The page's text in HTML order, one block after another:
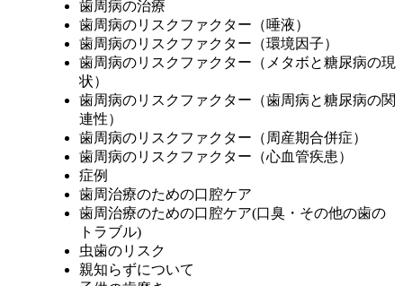
歯周病の治療
歯周病のリスクファクター（唾液）
歯周病のリスクファクター（環境因子）
歯周病のリスクファクター（メタボと糖尿病の現
状）
歯周病のリスクファクター（歯周病と糖尿病の関
連性）
歯周病のリスクファクター（周産期合併症）
歯周病のリスクファクター（心血管疾患）
症例
歯周治療のための口腔ケア
歯周治療のための口腔ケア(口臭・その他の歯の
トラブル)
虫歯のリスク
親知らずについて